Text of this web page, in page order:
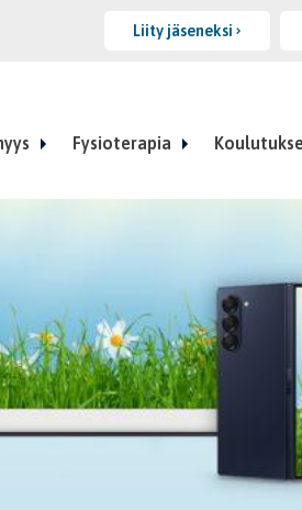
Liity jäseneksi
Fysioterapia